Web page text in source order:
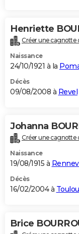
Henriette
Créer une cagnotte
Naissance
24/10/1921 à la
Décès
09/08/2008 à Revel
Johanna
Créer une cagnotte
Naissance
19/08/1915 à
Décès
16/02/2004 à
Brice